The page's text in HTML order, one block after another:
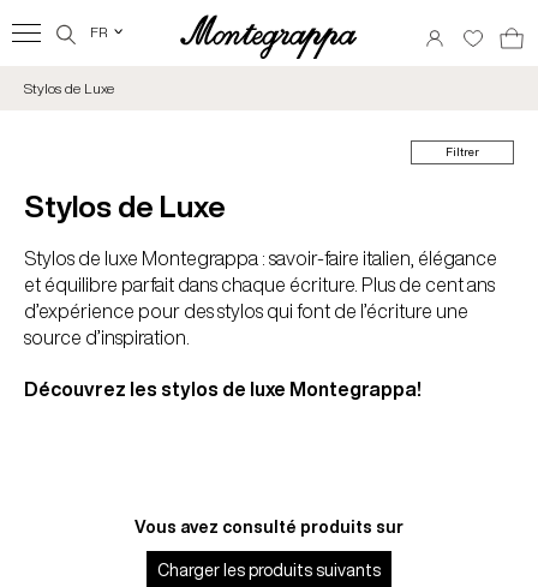
‹
FR
Stylos de Luxe
Filtrer
Stylos de Luxe
Stylos de luxe Montegrappa : savoir-faire italien, élégance
et équilibre parfait dans chaque écriture. Plus de cent ans
d’expérience pour des stylos qui font de l’écriture une
source d’inspiration.
Découvrez les stylos de luxe Montegrappa!
Vous avez consulté produits sur
Charger lesproduits suivants